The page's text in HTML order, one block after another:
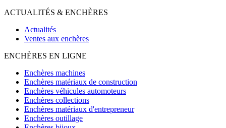
ACTUALITÉS & ENCHÈRES
Actualités
Ventes aux enchères
ENCHÈRES EN LIGNE
Enchères machines
Enchères matériaux de construction
Enchères véhicules automoteurs
Enchères collections
Enchères matériaux d'entrepreneur
Enchères outillage